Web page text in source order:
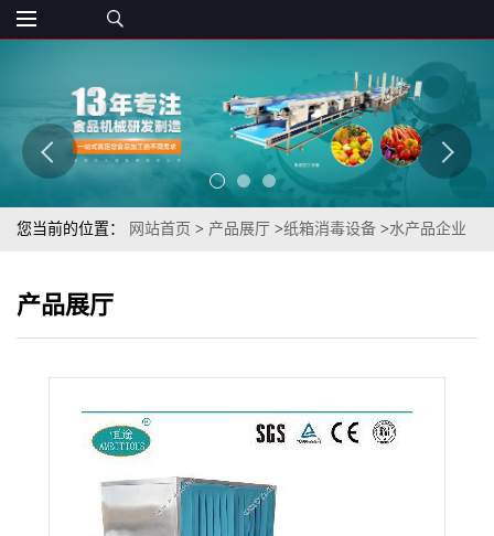
您当前的位置： 网站首页 > 产品展厅 >纸箱消毒设备 >水产品企业
产品展厅